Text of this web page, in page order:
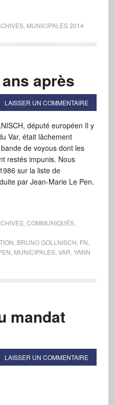
, MUNICIPALES 2014
après
LAISSER UN COMMENTAIRE
député européen Il y
Var, était lâchement
de voyous dont les
restés impunis. Nous
sur la liste de
par Jean-Marie Le Pen.
, COMMUNIQUÉS,
BRUNO GOLLNISCH FN
MUNICIPALES, VAR YANN
mandat
LAISSER UN COMMENTAIRE